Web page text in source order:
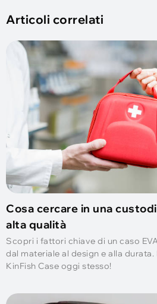
Articoli correlati
Cosa cercare in una
alta qualità
Scopri i fattori chiave di un caso
dal materiale al design e alla durata.
KinFish Case oggi stesso!